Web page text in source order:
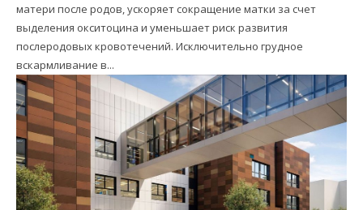
матери после родов, ускоряет сокращение матки за счет
выделения окситоцина и уменьшает риск развития
послеродовых кровотечений. Исключительно грудное
вскармливание в...